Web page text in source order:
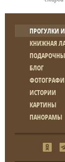
ПРОГУЛКИ
КНИЖНАЯ
БЛОГ
ИСТОРИИ
КАРТИНЫ
ПАНОРАМЫ